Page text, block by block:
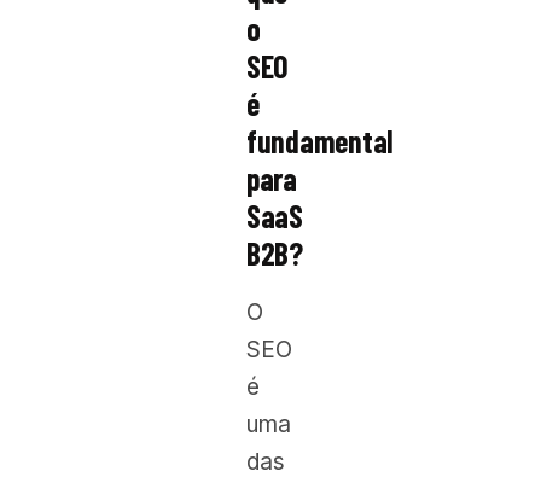
o
SEO
é
fundamental
para
SaaS
B2B?
O
SEO
é
uma
das